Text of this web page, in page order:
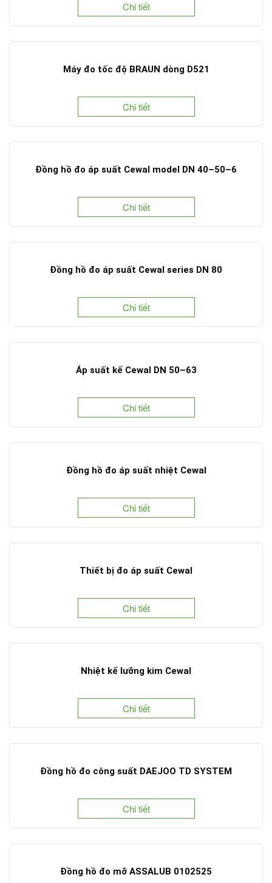
Chi tiết
Máy đo tốc độ BRAUN dòng D521
Chi tiết
Đồng hồ đo áp suất Cewal model DN 40–50–6
Chi tiết
Đồng hồ đo áp suất Cewal series DN 80
Chi tiết
Áp suất kế Cewal DN 50–63
Chi tiết
Đồng hồ đo áp suất nhiệt Cewal
Chi tiết
Thiết bị đo áp suất Cewal
Chi tiết
Nhiệt kế lưỡng kim Cewal
Chi tiết
Đồng hồ đo công suất DAEJOO TD SYSTEM
Chi tiết
Đồng hồ đo mỡ ASSALUB 0102525